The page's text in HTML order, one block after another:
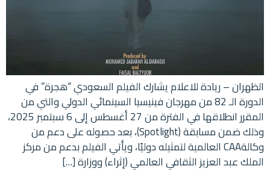
الظهران – ريادة للاعلام يشارك الفيلم السعودي “هجرة” في
الدورة الـ 82 من مهرجان فينيسيا السينمائي الدولي والتي من
المقرر انطلاقها في الفترة من 27 أغسطس إلى 6 سبتمبر 2025،
وذلك ضمن مسابقة (Spotlight)، بعد حصوله على دعم من
وكالةCAA العالمية لتمثيله دوليًا، ويأتي الفيلم بدعم من مركز
الملك عبد العزيز الثقافي العالمي (إثراء) ووزارة […]